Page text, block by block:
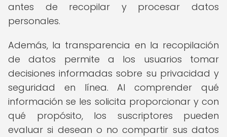
antes de recopilar y procesar datos
personales.
Además, la transparencia en la recopilación
de datos permite a los usuarios tomar
decisiones informadas sobre su privacidad y
seguridad en línea. Al comprender qué
información se les solicita proporcionar y con
qué propósito, los suscriptores pueden
evaluar si desean o no compartir sus datos